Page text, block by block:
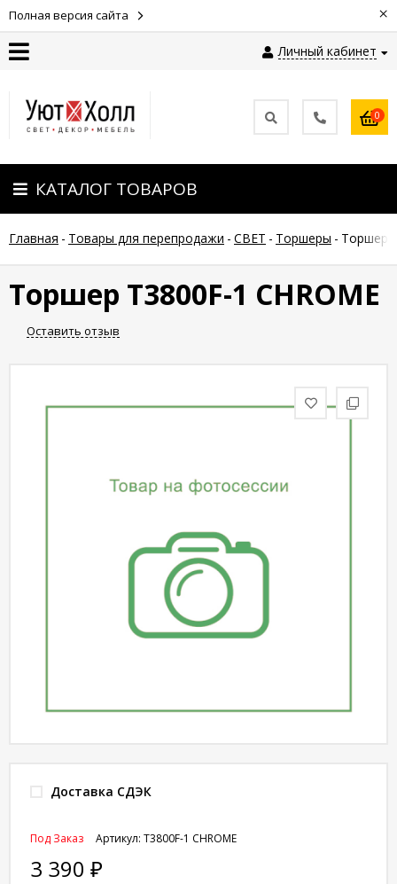
Полная версия сайта ×
Личный кабинет
Оплата
Доставка
Гарантия
возврат
Новости
статьи
0
КАТАЛОГ ТОВАРОВ
Главная - Товары для перепродажи - СВЕТ - Торшеры - Торшер
Торшер T3800F-1 CHROME
Оставить отзыв
Доставка СДЭК
Артикул: T3800F-1 CHROME
Под Заказ
3 390 ₽